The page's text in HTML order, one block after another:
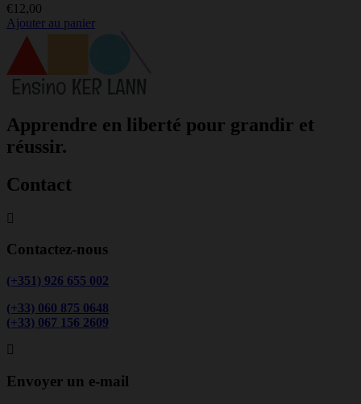
€ 12,00
Ajouter au panier
Apprendre en liberté pour grandir et
réussir.
Contact
Contactez-nous
(+351) 926 655 002
(+33) 060 875 0648
(+33) 067 156 2609
Envoyer un e-mail